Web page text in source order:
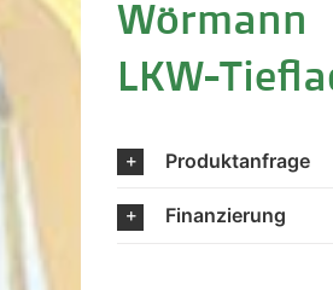
Wörmann
LKW-
Produktanfrage
Finanzierung